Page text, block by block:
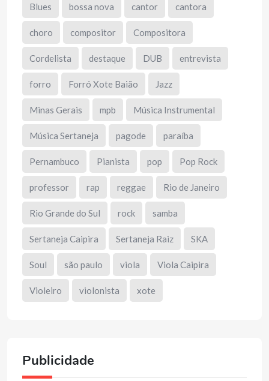
Blues bossa nova cantor cantora
choro compositor Compositora
Cordelista destaque DUB entrevista
forro Forró Xote Baião Jazz
Minas Gerais mpb Música Instrumental
Música Sertaneja pagode paraíba
Pernambuco Pianista pop Pop Rock
professor rap reggae Rio de Janeiro
Rio Grande do Sul rock samba
Sertaneja Caipira Sertaneja Raiz SKA
Soul são paulo viola Viola Caipira
Violeiro violonista xote
Publicidade